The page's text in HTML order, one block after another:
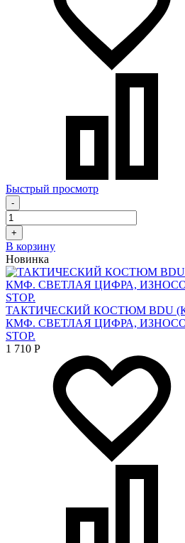
Быстрый просмотр
-
+
В корзину
Новинка
ТАКТИЧЕСКИЙ КОСТЮМ BDU
КМФ. СВЕТЛАЯ ЦИФРА,
STOP.
1 710 Р